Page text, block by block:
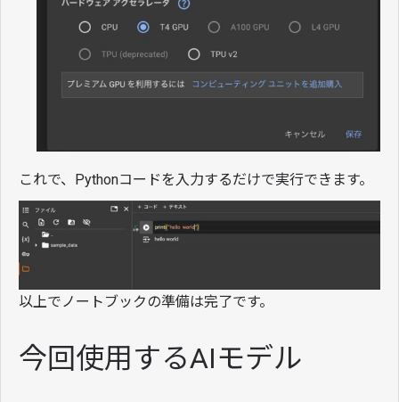
これで、Pythonコードを入力するだけで実行できます。
以上でノートブックの準備は完了です。
今回使用するAIモデル